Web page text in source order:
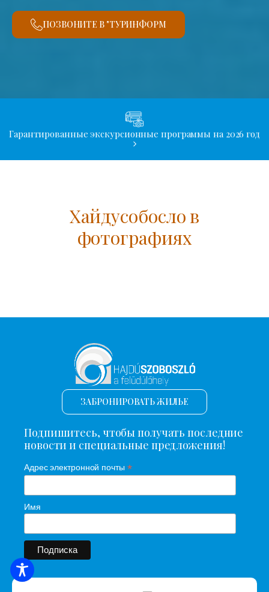
ПОЗВОНИТЕ В "ТУРИНФОРМ
Гарантированные экскурсионные программы на 2026 год
Хайдусобосло в
фотографиях
ПОИСК ЖИЛЬЯ
ЗАБРОНИРОВАТЬ ЖИЛЬЕ
Подпишитесь, чтобы получать последние
новости и специальные предложения!
Адрес электронной почты *
Имя